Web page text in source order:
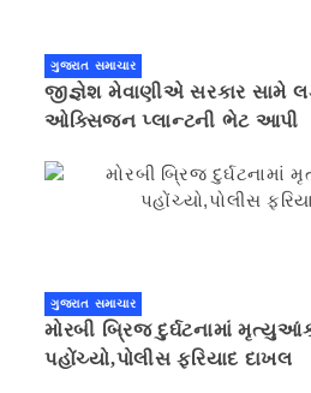
ગુજરાત સમાચાર
જીજ્ઞેશ મેવાણીએ સરકાર સામે
ઓક્સિજન પ્લાન્ટની ભેટ આપી
ગુજરાત સમાચાર
મોરબી બ્રિજ દુર્ઘટનામાં
પહોંચ્યો,પોલીસ ફરિયાદ દાખલ